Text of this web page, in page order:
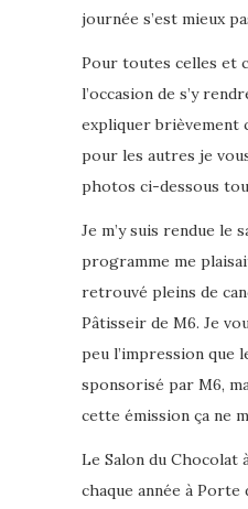
journée s’est mieux
Pour toutes celles et
l’occasion de s’y
expliquer brièvement
pour les autres je
photos ci-dessous
Je m’y suis rendue le
programme me
retrouvé pleins de
Pâtisseir de M6. Je
peu l’impression que
sponsorisé par M6,
cette émission ça ne
Le Salon du Chocolat
chaque année à Porte